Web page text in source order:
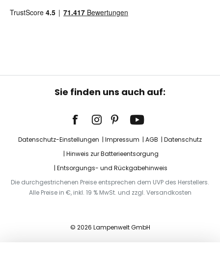
Sie finden uns auch auf:
Datenschutz-Einstellungen Impressum AGB
Datenschutz
Hinweis zur Batterieentsorgung
Entsorgungs- und Rückgabehinweis
Die durchgestrichenen Preise entsprechen dem UVP des Herstellers.
Alle Preise in €, inkl. 19 % MwSt. und zzgl. Versandkosten
© 2026 Lampenwelt GmbH